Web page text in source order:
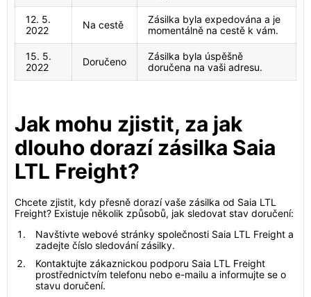
12. 5.
2022
Na cestě
Zásilka byla expedována a je
momentálně na cestě k vám.
15. 5.
2022
Doručeno
Zásilka byla úspěšně
doručena na vaši adresu.
Jak mohu zjistit, za jak
dlouho dorazí zásilka Saia
LTL Freight?
Chcete zjistit, kdy přesně dorazí vaše zásilka od Saia LTL
Freight? Existuje několik způsobů, jak sledovat stav doručení:
Navštivte webové stránky společnosti Saia LTL Freight a
zadejte číslo sledování zásilky.
Kontaktujte zákaznickou podporu Saia LTL Freight
prostřednictvím telefonu nebo e-mailu a informujte se o
stavu doručení.